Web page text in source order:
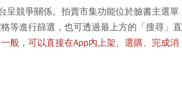
呈競爭關係。拍賣市集功能位於臉書主選單
等進行篩選，也可透過最上方的「搜尋」直
般，可以直接在App內上架、選購、完成消